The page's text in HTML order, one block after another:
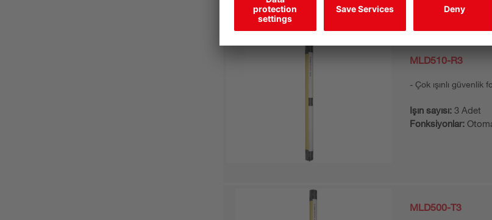
Kombinasyon ürünü
MLD510-R3
Çok ışınlı güvenlik
Işın sayısı: 3 Adet
Fonksiyonlar:
MLD500-T3